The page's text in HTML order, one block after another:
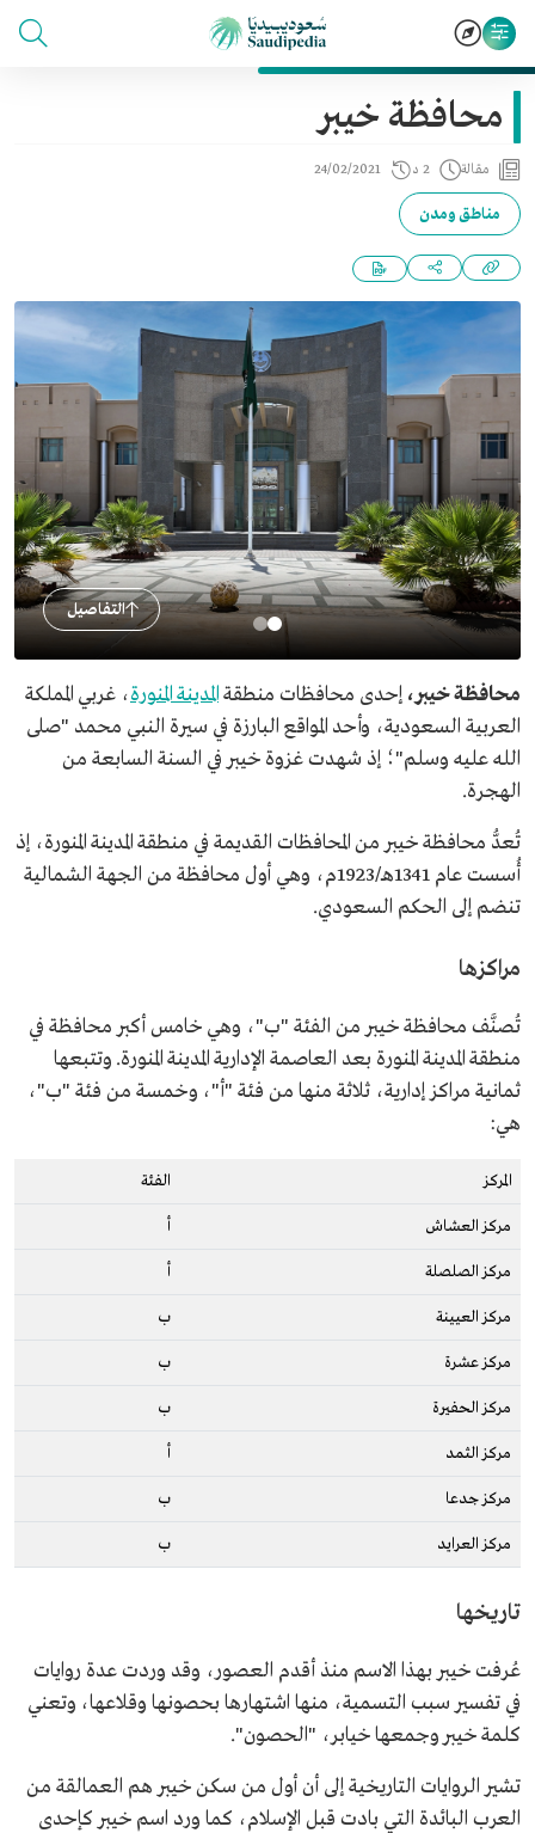
محافظة خيبر
مقالة 2 د 24/02/2021
مناطق ومدن
التفاصيل
محافظة خيبر، إحدى محافظات منطقةالمدينة المنورة، غربي المملكة
العربية السعودية، وأحد المواقع البارزة في سيرة النبي محمد "صلى
الله عليه وسلم"؛ إذ شهدت غزوة خيبر في السنة السابعة من
الهجرة.
تُعدُّ محافظة خيبر من المحافظات القديمة في منطقة المدينة المنورة، إذ
أُسست عام 1341هـ/1923م، وهي أول محافظة من الجهة الشمالية
تنضم إلى الحكم السعودي.
مراكزها
تُصنَّف محافظة خيبر من الفئة "ب"، وهي خامس أكبر محافظة في
منطقة المدينة المنورة بعد العاصمة الإدارية المدينة المنورة. وتتبعها
ثمانية مراكز إدارية، ثلاثة منها من فئة "أ"، وخمسة من فئة "ب"،
هي:
المركز الفئة
مركز العشاش أ
مركز الصلصلة أ
مركز العيينة ب
مركز عشرة ب
مركز الحفيرة ب
مركز الثمد أ
مركز جدعا ب
مركز العرايد ب
تاريخها
عُرفت خيبر بهذا الاسم منذ أقدم العصور، وقد وردت عدة روايات
في تفسير سبب التسمية، منها اشتهارها بحصونها وقلاعها، وتعني
كلمة خيبر وجمعها خيابر، "الحصون".
تشير الروايات التاريخية إلى أن أول من سكن خيبر هم العمالقة من
العرب البائدة التي بادت قبل الإسلام، كما ورد اسم خيبر كإحدى